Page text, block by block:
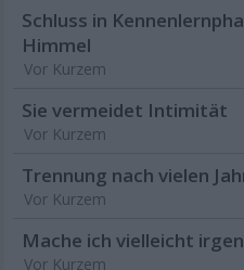
Schluss in
Himmel
Vor Kurzem
Sie vermeidet Intimität
Vor Kurzem
Trennung nach vielen
Vor Kurzem
Mache ich vielleicht
Vor Kurzem